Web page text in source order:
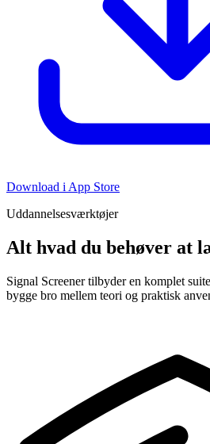
Download i App Store
Uddannelsesværktøjer
Alt hvad du behøver at
Signal Screener tilbyder en komplet
bygge bro mellem teori og praktisk